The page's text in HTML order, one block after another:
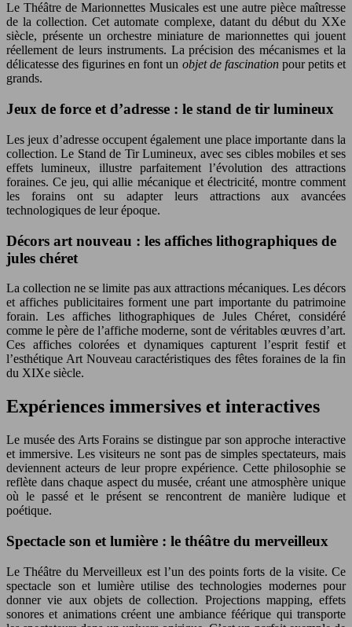
Le Théâtre de Marionnettes Musicales est une autre pièce maîtresse
de la collection. Cet automate complexe, datant du début du XXe
siècle, présente un orchestre miniature de marionnettes qui jouent
réellement de leurs instruments. La précision des mécanismes et la
délicatesse des figurines en font un objet de fascination pour petits et
grands.
Jeux de force et d’adresse : le stand de tir lumineux
Les jeux d’adresse occupent également une place importante dans la
collection. Le Stand de Tir Lumineux, avec ses cibles mobiles et ses
effets lumineux, illustre parfaitement l’évolution des attractions
foraines. Ce jeu, qui allie mécanique et électricité, montre comment
les forains ont su adapter leurs attractions aux avancées
technologiques de leur époque.
Décors art nouveau : les affiches lithographiques de
jules chéret
La collection ne se limite pas aux attractions mécaniques. Les décors
et affiches publicitaires forment une part importante du patrimoine
forain. Les affiches lithographiques de Jules Chéret, considéré
comme le père de l’affiche moderne, sont de véritables œuvres d’art.
Ces affiches colorées et dynamiques capturent l’esprit festif et
l’esthétique Art Nouveau caractéristiques des fêtes foraines de la fin
du XIXe siècle.
Expériences immersives et interactives
Le musée des Arts Forains se distingue par son approche interactive
et immersive. Les visiteurs ne sont pas de simples spectateurs, mais
deviennent acteurs de leur propre expérience. Cette philosophie se
reflète dans chaque aspect du musée, créant une atmosphère unique
où le passé et le présent se rencontrent de manière ludique et
poétique.
Spectacle son et lumière : le théâtre du merveilleux
Le Théâtre du Merveilleux est l’un des points forts de la visite. Ce
spectacle son et lumière utilise des technologies modernes pour
donner vie aux objets de collection. Projections mapping, effets
sonores et animations créent une ambiance féérique qui transporte